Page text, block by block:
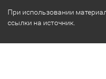
При использовании
ссылки на источник.